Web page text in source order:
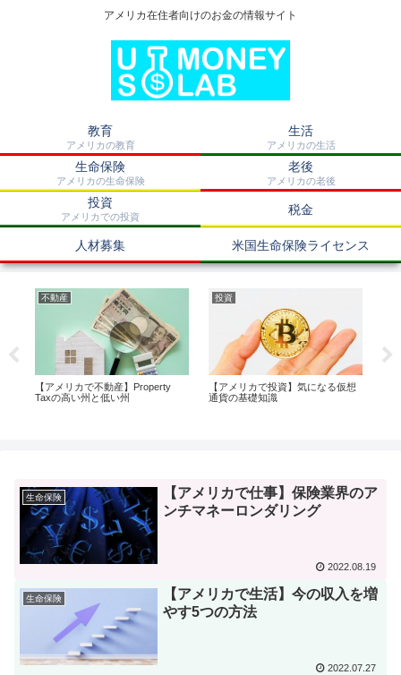
アメリカ在住者向けのお金の情報サイト
教育
アメリカの教育
生活
アメリカの生活
生命保険
アメリカの生命保険
老後
アメリカの老後
投資
アメリカでの投資 税金
人材募集 米国生命保険ライセンス
不動産
【アメリカで不動産】Property
Taxの高い州と低い州
投資
【アメリカで投資】気になる仮想
通貨の基礎知識
生命保険
【アメリカで仕事】保険業界のア
ンチマネーロンダリング
2022.08.19
生命保険
【アメリカで生活】今の収入を増
やす5つの方法
2022.07.27